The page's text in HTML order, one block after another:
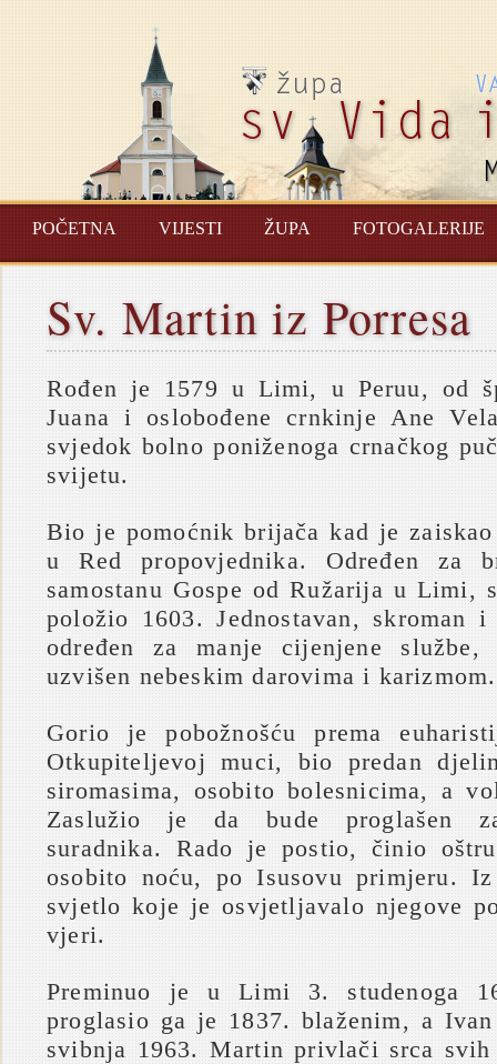
POČETNA VIJESTI ŽUPA FOTOGALERIJE
Sv. Martin iz Porresa
Rođen je 1579 u Limi, u Peruu, od
Juana i oslobođene crnkinje Ane
svjedok bolno poniženoga crnačkog
svijetu.
Bio je pomoćnik brijača kad je
u Red propovjednika. Određen za
samostanu Gospe od Ružarija u Limi,
položio 1603. Jednostavan, skroman i
određen za manje cijenjene
uzvišen nebeskim darovima i karizmom.
Gorio je pobožnošću prema
Otkupiteljevoj muci, bio predan
siromasima, osobito bolesnicima, a
Zaslužio je da bude proglašen
suradnika. Rado je postio, činio
osobito noću, po Isusovu primjeru.
svjetlo koje je osvjetljavalo njegove
vjeri.
Preminuo je u Limi 3. studenoga
proglasio ga je 1837. blaženim, a
svibnja 1963. Martin privlači srca svih